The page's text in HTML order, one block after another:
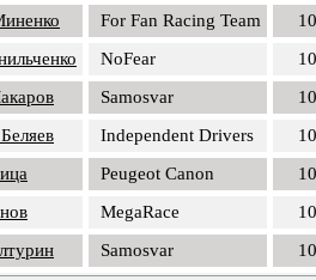
For Fan Racing Team
10
NoFear
10
Samosvar
10
Independent Drivers
10
Peugeot Canon
10
MegaRace
10
Samosvar 10